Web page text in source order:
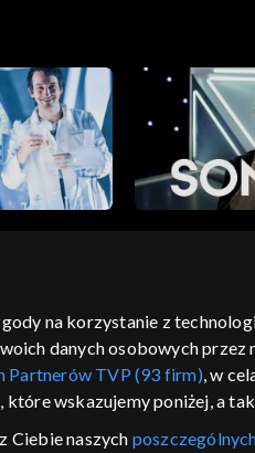
moje zgody pomoc
na korzystanie z
danych osobowych przez
Partnerów TVP (93 firm), w
wskazujemy poniżej, a
Ciebie naszych